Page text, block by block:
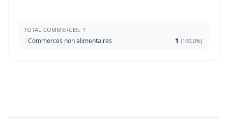
TOTAL COMMERCES: 1
Commerces non alimentaires 1 (100,0%)